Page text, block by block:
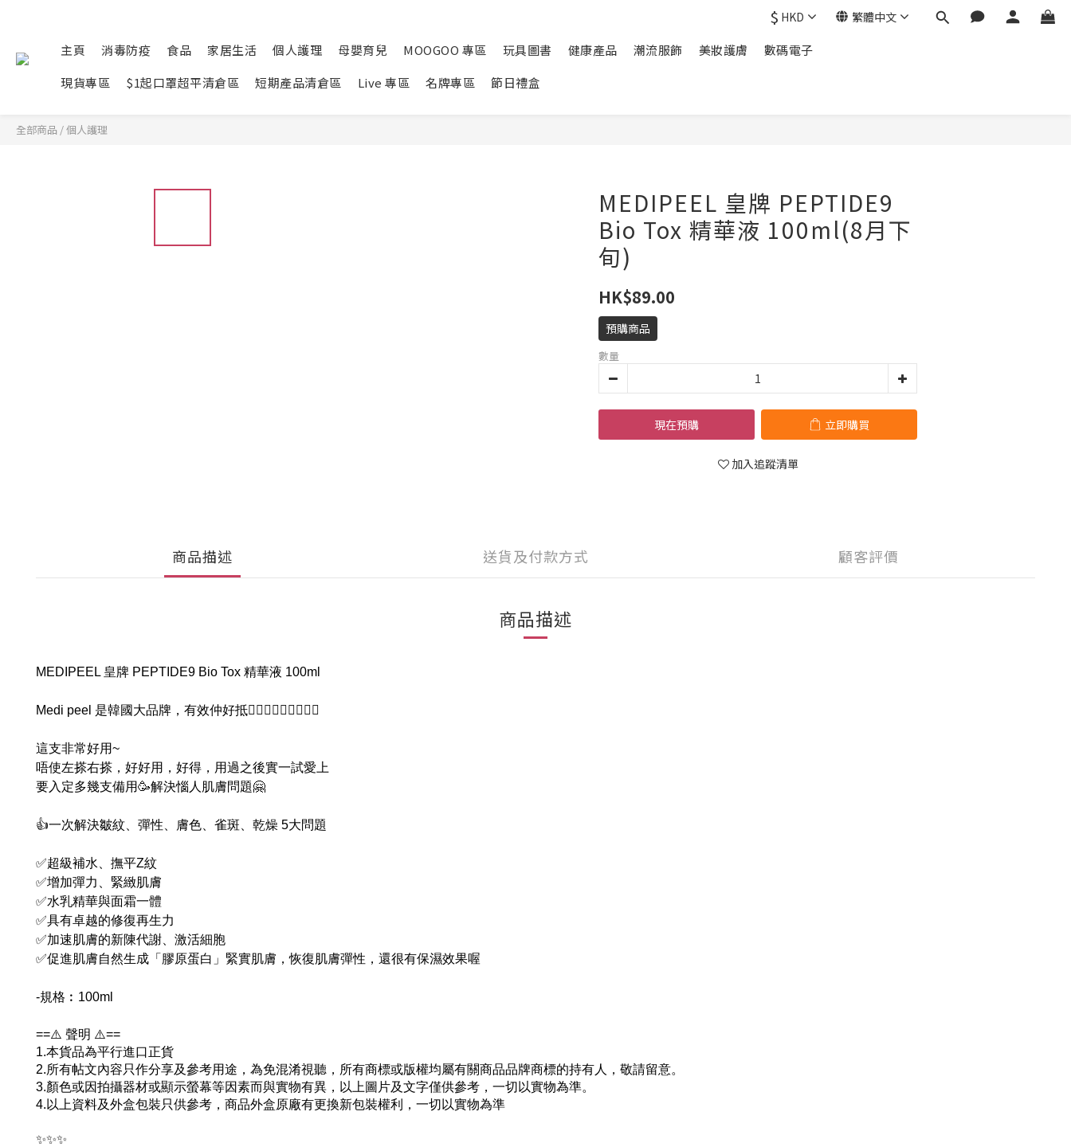
$ HKD 繁體中文
主頁 消毒防疫 食品 家居生活 個人護理 母嬰育兒 MOOGOO 專區 玩具圖書 健康產品 潮流服飾 美妝護膚
數碼電子
現貨專區
$1起口罩超平清倉區 短期產品清倉區 Live 專區 名牌專區 節日禮盒
全部商品 /個人護理
MEDIPEEL 皇牌 PEPTIDE9
Bio Tox 精華液 100ml(8月下
旬)
HK$89.00
預購商品
數量
現在預購 立即購買
加入追蹤清單
商品描述 送貨及付款方式 顧客評價
商品描述
MEDIPEEL 皇牌 PEPTIDE9 Bio Tox 精華液 100ml
Medi peel 是韓國大品牌，有效仲好抵🙋🏻‍♀🙋🏻‍♀🙋🏻‍♀
這支非常好用~
唔使左搽右搽，好好用，好得，用過之後實一試愛上
要入定多幾支備用🥳解決惱人肌膚問題🤗
👍一次解決皺紋、彈性、膚色、雀斑、乾燥 5大問題
✅超級補水、撫平Z紋
✅增加彈力、緊緻肌膚
✅水乳精華與面霜一體
✅具有卓越的修復再生力
✅加速肌膚的新陳代謝、激活細胞
✅促進肌膚自然生成「膠原蛋白」緊實肌膚，恢復肌膚彈性，還很有保濕效果喔
-規格︰100ml
==⚠️ 聲明 ⚠️==
1.本貨品為平行進口正貨
2.所有帖文內容只作分享及參考用途，為免混淆視聽，所有商標或版權均屬有關商品品牌商標的持有人，敬請留意。
3.顏色或因拍攝器材或顯示螢幕等因素而與實物有異，以上圖片及文字僅供參考，一切以實物為準。
4.以上資料及外盒包裝只供參考，商品外盒原廠有更換新包裝權利，一切以實物為準
✨✨✨